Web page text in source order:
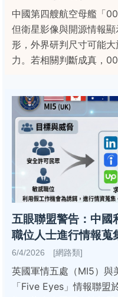
中國第四艘航空母艦「
但衛星影像與開源情報
形，外界研判尺寸可能
力。若相關判斷成真，
五眼聯盟警告：中國
職位人士進行情報蒐
6/4/2026 [網路類]
英國軍情五處（MI5）與
「Five Eyes」情報聯